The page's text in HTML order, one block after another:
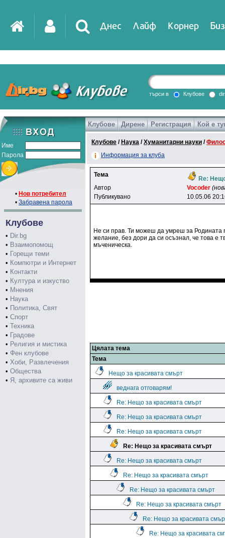
Днес Лайф Корнер
DirTV Impressio
Games
търси в Клубове
Име
Парола
• Нов потребител
• Забравена парола
Клубове
• Dir.bg
• Взаимопомощ
• Горещи теми
• Компютри и Интернет
• Контакти
• Култура и изкуство
• Мнения
• Наука
• Политика, Свят
• Спорт
• Техника
• Градове
• Религия и мистика
• Фен клубове
• Хоби, Развлечения
• Общества
• Я, архивите са живи
Клубове Дирене Регистрация Кой е
Клубове / Наука /Хуманитарни науки /
Информация за клуба
Тема
Re:
Автор
Vocoder
Публикувано
10.05.06
Не си прав. Ти можеш да умреш за
желание, без дори да си осъзнал, че това е
мъченическа.
Цялата тема
Тема
Нещо за красивата смърт
веднага отговарям!
Re: Нещо за красивата смърт
Re: Нещо за красивата смърт
Re: Нещо за красивата смърт
Re: Нещо за красивата смърт
Re: Нещо за красивата смърт
Re: Нещо за красивата смърт
Re: Нещо за красивата смърт
Re: Нещо за красивата смърт
Re: Нещо за красивата
Re: Нещо за красивата